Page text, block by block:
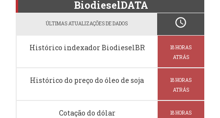
BiodieselDATA
ÚLTIMAS ATUALIZAÇÕES DE DADOS schedule
Histórico indexador BiodieselBR
18 HORAS
ATRÁS
Histórico do preço do óleo de soja
18 HORAS
ATRÁS
Cotação do dólar
18 HORAS